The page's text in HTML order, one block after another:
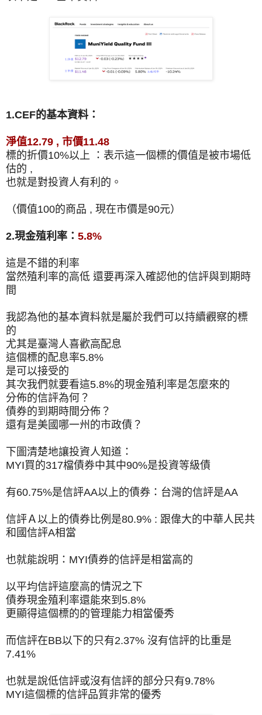
1.CEF的基本資料：
淨值12.79 , 市價11.48
標的折價10%以上 ：表示這一個標的價值是被市場低
估的 ,
也就是對投資人有利的。
（價值100的商品 , 現在市價是90元）
2.現金殖利率： 5.8%
這是不錯的利率
當然殖利率的高低 還要再深入確認他的信評與到期時
間
我認為他的基本資料就是屬於我們可以持續觀察的標
的
尤其是臺灣人喜歡高配息
這個標的配息率5.8%
是可以接受的
其次我們就要看這5.8%的現金殖利率是怎麼來的
分佈的信評為何？
債券的到期時間分佈？
還有是美國哪一州的市政債？
下圖清楚地讓投資人知道：
MYI買的317檔債券中其中90%是投資等級債
有60.75%是信評AA以上的債券：台灣的信評是AA
信評Ａ以上的債券比例是80.9% : 跟偉大的中華人民共
和國信評A相當
也就能說明：MYI債券的信評是相當高的
以平均信評這麼高的情況之下
債券現金殖利率還能來到5.8%
更顯得這個標的的管理能力相當優秀
而信評在BB以下的只有2.37% 沒有信評的比重是
7.41%
也就是說低信評或沒有信評的部分只有9.78%
MYI這個標的信評品質非常的優秀